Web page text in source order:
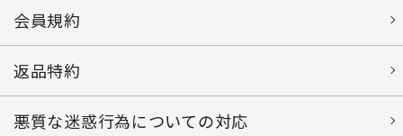
会員規約
返品特約
悪質な迷惑行為についての対応